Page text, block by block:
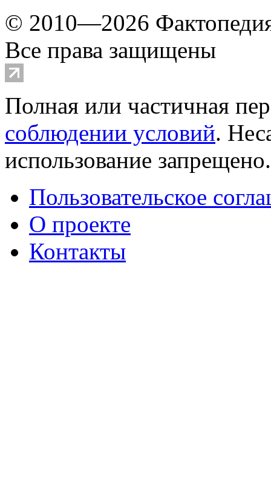
© 2010—2026
Все права защищены
Полная или частичная
соблюдении условий.
использование
Пользовательское
О проекте
Контакты